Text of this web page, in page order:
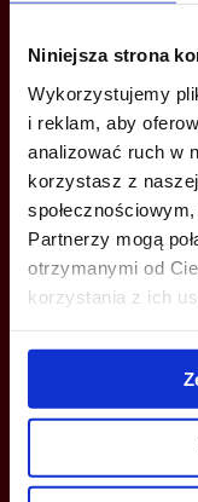
Niniejsza strona
Wykorzystujemy
i reklam, aby
analizować ruch w
korzystasz z
Partnerzy mogą
otrzymanymi od
korzystania z ich
+48 22 167 04 00
YOU CAN LEAVE YOUR
YOU